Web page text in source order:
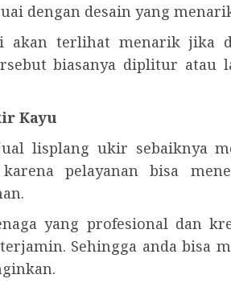
dengan desain yang
akan terlihat menarik jika
biasanya diplitur atau
Kayu
lisplang ukir sebaiknya
pelayanan bisa
yang profesional dan
Sehingga anda bisa